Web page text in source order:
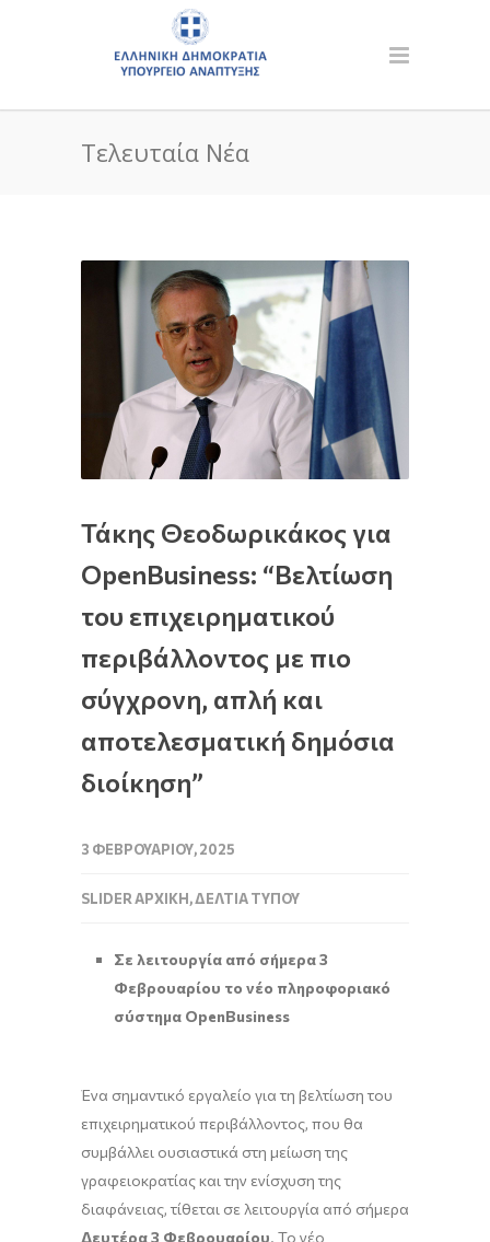
Τελευταία Νέα
Τάκης Θεοδωρικάκος για
OpenBusiness: “Βελτίωση
του επιχειρηματικού
περιβάλλοντος με πιο
σύγχρονη, απλή και
αποτελεσματική δημόσια
διοίκηση”
3 ΦΕΒΡΟΥΑΡΊΟΥ, 2025
SLIDER ΑΡΧΙΚΉ,ΔΕΛΤΊΑ ΤΎΠΟΥ
Σε λειτουργία από σήμερα 3
Φεβρουαρίου το νέο πληροφοριακό
σύστημα OpenBusiness
Ένα σημαντικό εργαλείο για τη βελτίωση του
επιχειρηματικού περιβάλλοντος, που θα
συμβάλλει ουσιαστικά στη μείωση της
γραφειοκρατίας και την ενίσχυση της
διαφάνειας, τίθεται σε λειτουργία από σήμερα
Δευτέρα 3 Φεβρουαρίου. Το νέο